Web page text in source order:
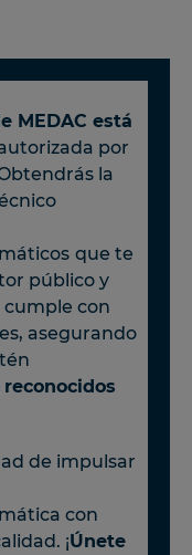
MEDAC está
por
la
que te
público y
con
asegurando
de impulsar
con
¡Únete